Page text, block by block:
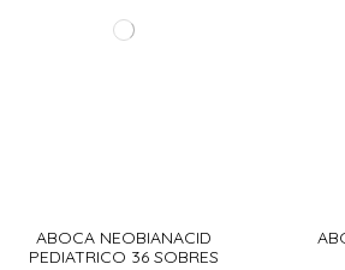
ABOCA NEOBIANACID
PEDIATRICO 36 SOBRES